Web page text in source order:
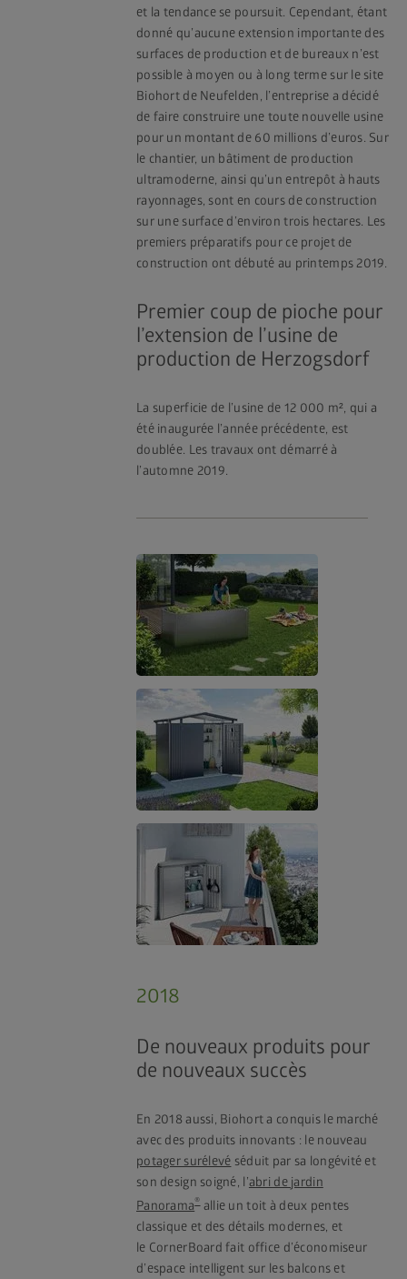
et la tendance se poursuit. Cependant, étant
donné qu’aucune extension importante des
surfaces de production et de bureaux n’est
possible à moyen ou à long terme sur le site
Biohort de Neufelden, l’entreprise a décidé
de faire construire une toute nouvelle usine
pour un montant de 60 millions d’euros. Sur
le chantier, un bâtiment de production
ultramoderne, ainsi qu’un entrepôt à hauts
rayonnages, sont en cours de construction
sur une surface d’environ trois hectares. Les
premiers préparatifs pour ce projet de
construction ont débuté au printemps 2019.
Premier coup de pioche pour
l’extension de l’usine de
production de Herzogsdorf
La superficie de l’usine de 12 000 m², qui a
été inaugurée l’année précédente, est
doublée. Les travaux ont démarré à
l’automne 2019.
2018
De nouveaux produits pour
de nouveaux succès
En 2018 aussi, Biohort a conquis le marché
avec des produits innovants : le nouveau
potager surélevé séduit par sa longévité et
son design soigné, l’abri de jardin
Panorama®allie un toit à deux pentes
classique et des détails modernes, et
le CornerBoard fait office d’économiseur
d’espace intelligent sur les balcons et